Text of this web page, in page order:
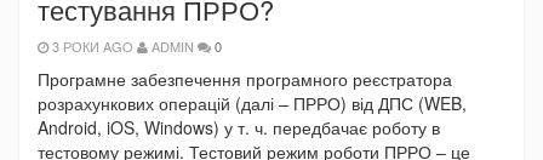
тестування ПРРО?
3 РОКИ AGO ADMIN 0
Програмне забезпечення програмного реєстратора
розрахункових операцій (далі – ПРРО) від ДПС (WEB,
Android, iOS, Windows) у т. ч. передбачає роботу в
тестовому режимі. Тестовий режим роботи ПРРО – це